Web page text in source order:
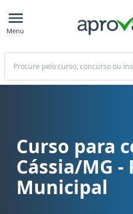
Menu
Buscar
Curso para concurso Cássia/MG
Curso para
Cássia/MG
Municipal